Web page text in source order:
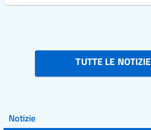
TUTTE LE NOTIZIE
Notizie